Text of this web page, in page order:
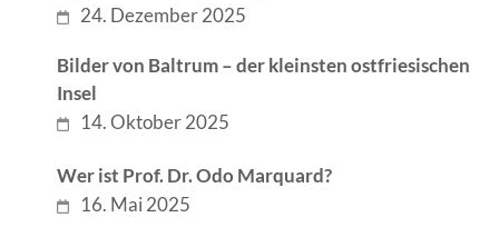
24. Dezember 2025
Bilder von Baltrum – der kleinsten ostfriesischen
Insel
14. Oktober 2025
Wer ist Prof. Dr. Odo Marquard?
16. Mai 2025